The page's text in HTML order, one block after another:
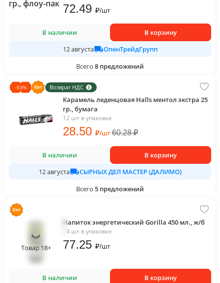
72.49 ₽/шт
В наличии
В корзину
12 августа
ОпенТрейдГрупп
Всего 8 предложений
-53% Возврат НДС
Карамель леденцовая Halls ментол экстра 25
гр., бумага
12 шт в упаковке
28.50 ₽/шт 60.28 ₽
В наличии
В корзину
12 августа
СЫРНЫХ ДЕЛ МАСТЕР (ДАЛИМО)
Всего 5 предложений
Товар 18+
Напиток энергетический Gorilla 450 мл., ж/б
24 шт в упаковке
77.25 ₽/шт
В наличии В корзину